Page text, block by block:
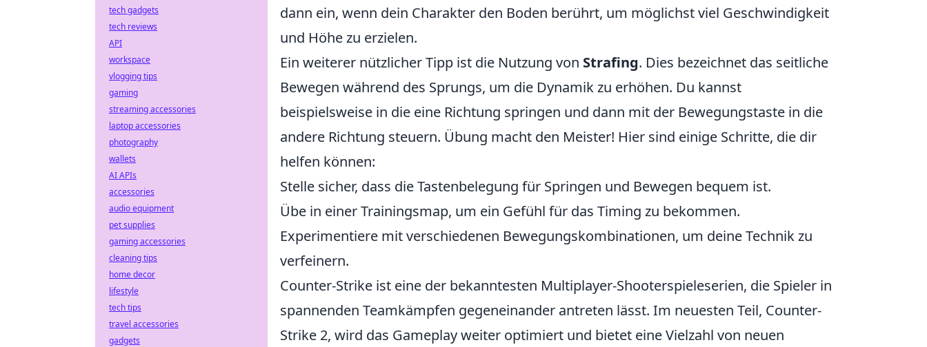
dann ein, wenn dein Charakter den Boden berührt, um möglichst viel Geschwindigkeit
und Höhe zu erzielen.
Ein weiterer nützlicher Tipp ist die Nutzung von Strafing. Dies bezeichnet das seitliche
Bewegen während des Sprungs, um die Dynamik zu erhöhen. Du kannst
beispielsweise in die eine Richtung springen und dann mit der Bewegungstaste in die
andere Richtung steuern. Übung macht den Meister! Hier sind einige Schritte, die dir
helfen können:
Stelle sicher, dass die Tastenbelegung für Springen und Bewegen bequem ist.
Übe in einer Trainingsmap, um ein Gefühl für das Timing zu bekommen.
Experimentiere mit verschiedenen Bewegungskombinationen, um deine Technik zu
verfeinern.
Counter-Strike ist eine der bekanntesten Multiplayer-Shooterspieleserien, die Spieler in
spannenden Teamkämpfen gegeneinander antreten lässt. Im neuesten Teil, Counter-
Strike 2, wird das Gameplay weiter optimiert und bietet eine Vielzahl von neuen
tech gadgets
tech reviews
API
workspace
vlogging tips
gaming
streaming accessories
laptop accessories
photography
wallets
AI APIs
accessories
audio equipment
pet supplies
gaming accessories
cleaning tips
home decor
lifestyle
tech tips
travel accessories
gadgets